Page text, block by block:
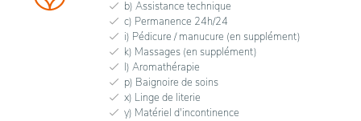
b) Assistance technique
c) Permanence 24h/24
i) Pédicure / manucure (en supplément)
k) Massages (en supplément)
l) Aromathérapie
p) Baignoire de soins
x) Linge de literie
y) Matériel d'incontinence